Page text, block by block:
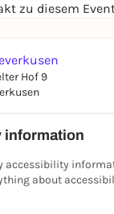
Solingen, das,
jedes
professionellen
Musical-
Remscheid
am Broadway)
auf dem
zu diesem
Hof 9
accessibility
about